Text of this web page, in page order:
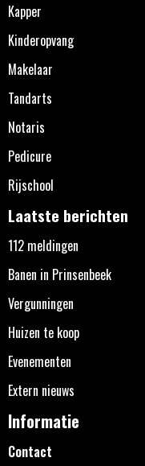
Kapper
Kinderopvang
Makelaar
Tandarts
Notaris
Pedicure
Rijschool
Laatste berichten
112 meldingen
Banen in Prinsenbeek
Vergunningen
Huizen te koop
Evenementen
Extern nieuws
Informatie
Contact